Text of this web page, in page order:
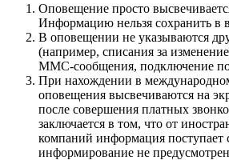
Оповещение просто
Информацию нельзя сохранить
В оповещении не указываются
(например, списания за
ММС-сообщения, подключение
При нахождении в
оповещения высвечиваются на
после совершения платных
заключается в том, что от
компаний информация поступает
информирование не